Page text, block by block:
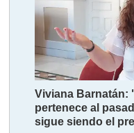
Viviana Barnatán:
pertenece al
sigue siendo el